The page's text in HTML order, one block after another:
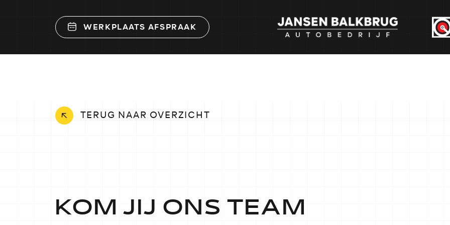
WERKPLAATS AFSPRAAK
TERUG NAAR OVERZICHT
KOM JIJ ONS TEAM